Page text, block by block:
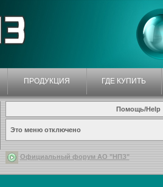
ПРОДУКЦИЯ ГДЕ КУПИТЬ
Помощь/Help
Это меню отключено
Официальный форум АО "НПЗ"